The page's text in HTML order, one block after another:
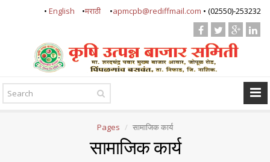
• English •मराठी •apmcpb@rediffmail.com • (02550)-253232
Pages सामाजिक कार्य
सामाजिक कार्य